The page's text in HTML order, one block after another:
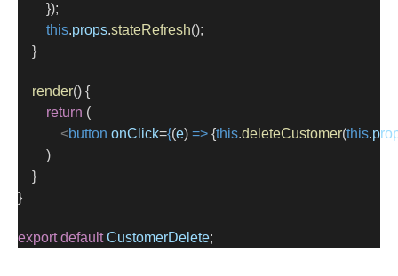
        });
this.props.stateRefresh();
    }
render() {
return (
<button onClick={(e) => {this.deleteCustomer(this.
        )
    }
}
export default CustomerDelete;